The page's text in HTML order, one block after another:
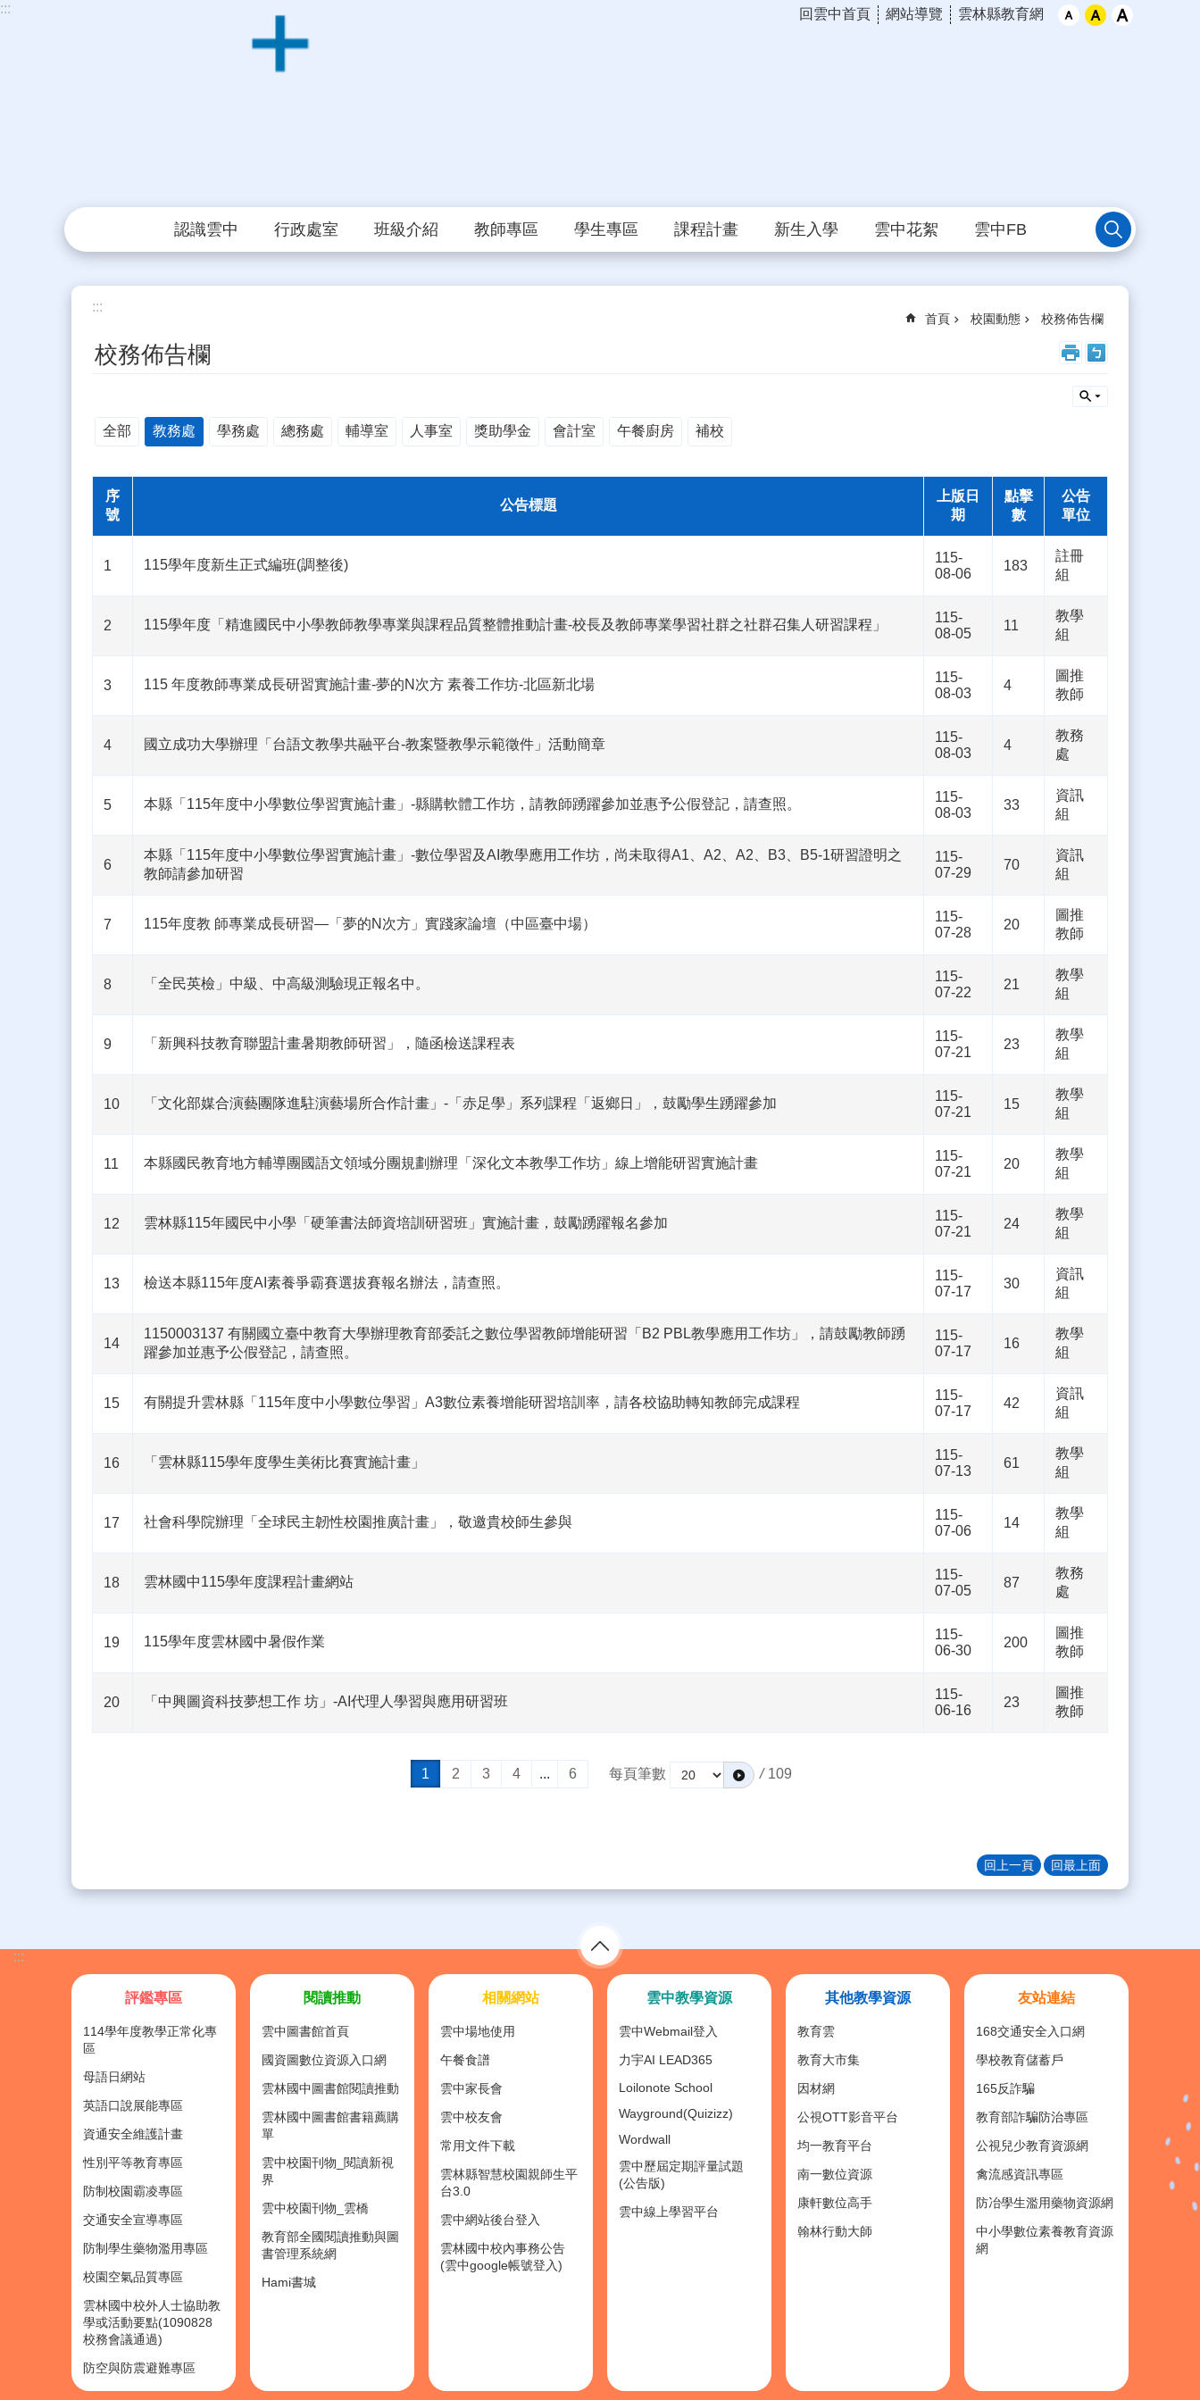
跳到主要內容區塊
::: 回雲中首頁 網站導覽 雲林縣教育網
認識雲中 行政處室 班級介紹 教師專區 學生專區 課程計畫 新生入學 雲中花絮 雲中FB
:::
首頁 校園動態 校務佈告欄
校務佈告欄
全部 教務處 學務處 總務處 輔導室 人事室 獎助學金 會計室 午餐廚房 補校
序
號
公告標題
上版日
期
點擊
數
公告
單位
1 115學年度新生正式編班(調整後)
115-
08-06
183
註冊
組
2 115學年度「精進國民中小學教師教學專業與課程品質整體推動計畫-校長及教師專業學習社群之社群召集人研習課程」
115-
08-05
11
教學
組
3 115 年度教師專業成長研習實施計畫-夢的N次方 素養工作坊-北區新北場
115-
08-03
4
圖推
教師
4 國立成功大學辦理「台語文教學共融平台-教案暨教學示範徵件」活動簡章
115-
08-03
4
教務
處
5 本縣「115年度中小學數位學習實施計畫」-縣購軟體工作坊，請教師踴躍參加並惠予公假登記，請查照。
115-
08-03
33
資訊
組
6
本縣「115年度中小學數位學習實施計畫」-數位學習及AI教學應用工作坊，尚未取得A1、A2、A2、B3、B5-1研習證明之
教師請參加研習
115-
07-29
70
資訊
組
7 115年度教 師專業成長研習—「夢的N次方」實踐家論壇（中區臺中場）
115-
07-28
20
圖推
教師
8 「全民英檢」中級、中高級測驗現正報名中。
115-
07-22
21
教學
組
9 「新興科技教育聯盟計畫暑期教師研習」，隨函檢送課程表
115-
07-21
23
教學
組
10 「文化部媒合演藝團隊進駐演藝場所合作計畫」-「赤足學」系列課程「返鄉日」，鼓勵學生踴躍參加
115-
07-21
15
教學
組
11 本縣國民教育地方輔導團國語文領域分團規劃辦理「深化文本教學工作坊」線上增能研習實施計畫
115-
07-21
20
教學
組
12 雲林縣115年國民中小學「硬筆書法師資培訓研習班」實施計畫，鼓勵踴躍報名參加
115-
07-21
24
教學
組
13 檢送本縣115年度AI素養爭霸賽選拔賽報名辦法，請查照。
115-
07-17
30
資訊
組
14
1150003137 有關國立臺中教育大學辦理教育部委託之數位學習教師增能研習「B2 PBL教學應用工作坊」，請鼓勵教師踴
躍參加並惠予公假登記，請查照。
115-
07-17
16
教學
組
15 有關提升雲林縣「115年度中小學數位學習」A3數位素養增能研習培訓率，請各校協助轉知教師完成課程
115-
07-17
42
資訊
組
16 「雲林縣115學年度學生美術比賽實施計畫」
115-
07-13
61
教學
組
17 社會科學院辦理「全球民主韌性校園推廣計畫」，敬邀貴校師生參與
115-
07-06
14
教學
組
18 雲林國中115學年度課程計畫網站
115-
07-05
87
教務
處
19 115學年度雲林國中暑假作業
115-
06-30
200
圖推
教師
20 「中興圖資科技夢想工作 坊」-AI代理人學習與應用研習班
115-
06-16
23
圖推
教師
1 2 3 4 ... 6 每頁筆數 / 109
回上一頁 回最上面
:::
評鑑專區
114學年度教學正常化專
區
母語日網站
英語口說展能專區
資通安全維護計畫
性別平等教育專區
防制校園霸凌專區
交通安全宣導專區
防制學生藥物濫用專區
校園空氣品質專區
雲林國中校外人士協助教
學或活動要點(1090828
校務會議通過)
防空與防震避難專區
閱讀推動
雲中圖書館首頁
國資圖數位資源入口網
雲林國中圖書館閱讀推動
雲林國中圖書館書籍薦購
單
雲中校園刊物_閱讀新視
界
雲中校園刊物_雲橋
教育部全國閱讀推動與圖
書管理系統網
Hami書城
相關網站
雲中場地使用
午餐食譜
雲中家長會
雲中校友會
常用文件下載
雲林縣智慧校園親師生平
台3.0
雲中網站後台登入
雲林國中校內事務公告
(雲中google帳號登入)
雲中教學資源
雲中Webmail登入
力宇AI LEAD365
Loilonote School
Wayground(Quizizz)
Wordwall
雲中歷屆定期評量試題
(公告版)
雲中線上學習平台
其他教學資源
教育雲
教育大市集
因材網
公視OTT影音平台
均一教育平台
南一數位資源
康軒數位高手
翰林行動大師
友站連結
168交通安全入口網
學校教育儲蓄戶
165反詐騙
教育部詐騙防治專區
公視兒少教育資源網
禽流感資訊專區
防冶學生濫用藥物資源網
中小學數位素養教育資源
網